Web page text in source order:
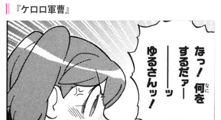
『ケロロ軍曹』